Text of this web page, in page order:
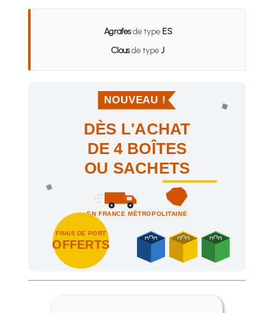
Agrafesde type ES
Clousde typeJ
NOUVEAU !
DÈS L'ACHAT
DE 4 BOÎTES
OU SACHETS
EN FRANCE MÉTROPOLITAINE
FRAIS DE PORT
OFFERTS
Achetez 4 sachets ou boîtes d'agrafes ou de pointes et